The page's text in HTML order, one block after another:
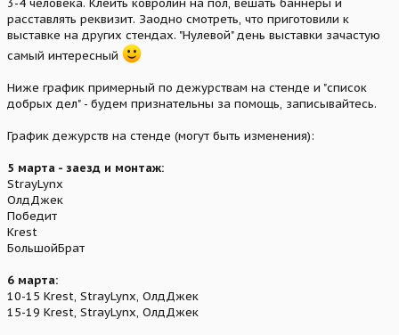
расставлять реквизит. Заодно смотреть, что приготовили к
выставке на других стендах. "Нулевой" день выставки зачастую
самый интересный
Ниже график примерный по дежурствам на стенде и "список
добрых дел" - будем признательны за помощь, записывайтесь.
График дежурств на стенде (могут быть изменения):
5 марта - заезд и монтаж:
StrayLynx
ОлдДжек
Победит
Krest
БольшойБрат
6 марта:
10-15 Krest, StrayLynx, ОлдДжек
15-19 Krest, StrayLynx, ОлдДжек